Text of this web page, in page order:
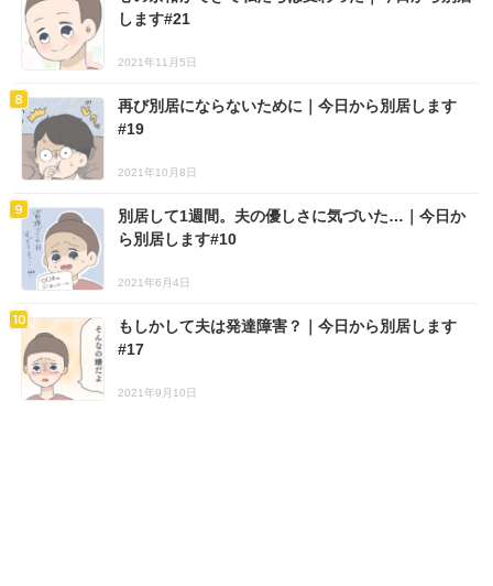
します#21
2021年11月5日
再び別居にならないために｜今日から別居します
#19
2021年10月8日
別居して1週間。夫の優しさに気づいた…｜今日か
ら別居します#10
2021年6月4日
もしかして夫は発達障害？｜今日から別居します
#17
2021年9月10日